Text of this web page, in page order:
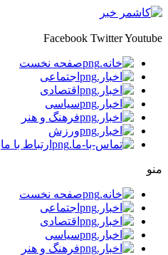
Facebook TwitterYoutube
صفحه نخست
اجتماعی
اقتصادی
سیاسی
فرهنگ و هنر
ورزش
ارتباط با ما
منو
صفحه نخست
اجتماعی
اقتصادی
سیاسی
فرهنگ و هنر